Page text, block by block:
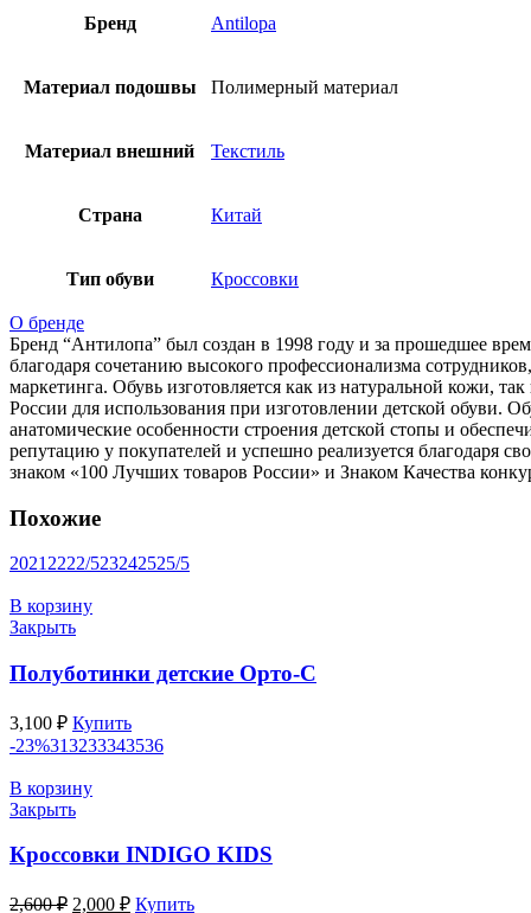
Бренд Antilopa
Материал подошвы Полимерный материал
Материал внешний Текстиль
Страна Китай
Тип обуви Кроссовки
О бренде
Бренд “Антилопа” был создан в 1998 году и за прошедшее
благодаря сочетанию высокого профессионализма
маркетинга. Обувь изготовляется как из натуральной кожи,
России для использования при изготовлении детской обуви.
анатомические особенности строения детской стопы и
репутацию у покупателей и успешно реализуется благодаря
знаком «100 Лучших товаров России» и Знаком Качества
Похожие
2021 2222/523242525/5
В корзину
Закрыть
Полуботинки детские Орто-С
3,100 ₽ Купить
-23%313233343536
В корзину
Закрыть
Кроссовки INDIGO KIDS
2,600₽ Первоначальная
2,000 ₽Текущая
Купить